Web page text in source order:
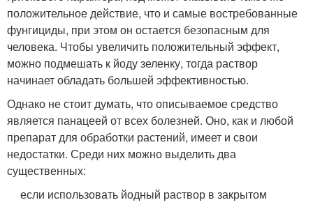
положительное действие, что и самые востребованные
фунгициды, при этом он остается безопасным для
человека. Чтобы увеличить положительный эффект,
можно подмешать к йоду зеленку, тогда раствор
начинает обладать большей эффективностью.
Однако не стоит думать, что описываемое средство
является панацеей от всех болезней. Оно, как и любой
препарат для обработки растений, имеет и свои
недостатки. Среди них можно выделить два
существенных:
если использовать йодный раствор в закрытом